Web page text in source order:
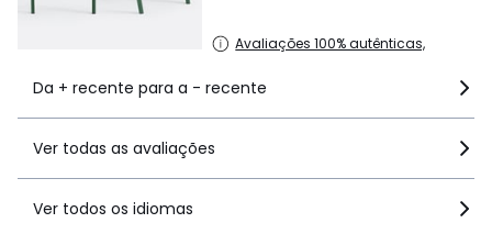
Avaliações 100% autênticas,
Da + recente para a - recente
Ver todas as avaliações
Ver todos os idiomas